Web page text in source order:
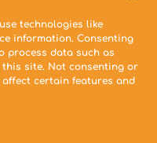
technologies like
information. Consenting
process data such as
site. Not consenting or
affect certain features and